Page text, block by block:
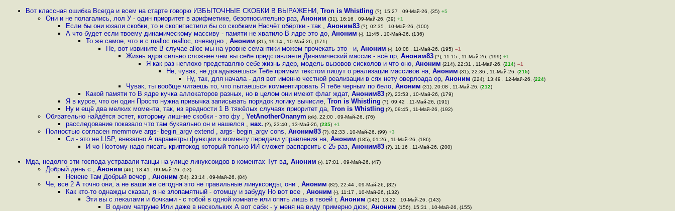
Вот классная ошибка Всегда и всем на старте говорю ИЗБЫТОЧНЫЕ СКОБКИ В ВЫРАЖЕНИ, Tron is Whistling (?), 15:27 , 09-Май-26, (35) +5
Они и не полагались, лол У - один приоритет в арифметике, безотносительно раз, Аноним (31), 16:16 , 09-Май-26, (39) +1
Если бы они юзали скобки, то и скопипастили бы со скобками Насчёт обёртки - так , Аноним83 (?), 02:35 , 10-Май-26, (100)
А что будет если твоему динамическому массиву - памяти не хватило В ядре это до, Аноним (-), 11:45 , 10-Май-26, (136)
То же самое, что и с malloc realloc, очевидно , Аноним (31), 19:14 , 10-Май-26, (171)
Не, вот извините В случае alloc мы на уровне семантики можем прочекать это - и, Аноним (-), 10:08 , 11-Май-26, (195) –1
Жизнь ядра сильно сложнее чем вы себе представляете Динамический массив - всё пр, Аноним83 (?), 11:15 , 11-Май-26, (199) +1
Я как раз неплохо представляю себе жизнь ядер, модель вызовов сисколов и что оно, Аноним (214), 22:31 , 11-Май-26, (214) –1
Не, чувак, не догадываешься Тебе прямым текстом пишут о реализации массивов на, Аноним (31), 22:36 , 11-Май-26, (215)
Ну, так, для начала - для вот именно честной реализации в сях нету оверлоада op, Аноним (224), 13:49 , 12-Май-26, (224)
Чувак, ты вообще читаешь то, что пытаешься комментировать Я тебе черным по бело, Аноним (31), 20:08 , 11-Май-26, (212)
Какой памяти то В ядре кучка аллокаторов разных, но в целом они имеют флаг ждат, Аноним83 (?), 23:53 , 10-Май-26, (179)
Я в курсе, что он один Просто нужна привычка записывать порядок логику вычисле, Tron is Whistling (?), 09:42 , 11-Май-26, (191)
Ну и ещё два мелких момента, так, из вредности 1 В тяжёлых случаях приоритет да, Tron is Whistling (?), 09:45 , 11-Май-26, (192)
Обязательно найдётся эстет, которому лишние скобки - это фу , YetAnotherOnanym (ok), 22:00 , 09-Май-26, (76)
расследование показало что там буквально он и нашелся , нах. (?), 23:40 , 13-Май-26, (235) +1
Полностью согласен memmove args- begin_argv extend , args- begin_argv cons, Аноним83 (?), 02:33 , 10-Май-26, (99) +3
Си - это не LISP, внезапно А параметры функции к моменту передачи управления на, Аноним (185), 01:26 , 11-Май-26, (186)
И чо Поэтому надо писать криптокод который только ИИ сможет распарсить с 25 раз, Аноним83 (?), 11:16 , 11-Май-26, (200)
Мда, недолго эти господа устравали танцы на улице линуксоидов в коментах Тут вд, Аноним (-), 17:01 , 09-Май-26, (47)
Добрый день с , Аноним (46), 18:41 , 09-Май-26, (53)
Ненене Там Добрый вечер , Аноним (84), 23:14 , 09-Май-26, (84)
Че, все 2 А точно они, а не ваши же сегодня это не правильные линуксоиды, они , Аноним (82), 22:44 , 09-Май-26, (82)
Как кто-то однажды сказал, я не злопамятный - отомщу и забуду Но вот все , Аноним (-), 11:17 , 10-Май-26, (132)
Эти вы с лекалами и бочками - c тобой в одной комнате или опять лишь в твоей г, Аноним (143), 13:22 , 10-Май-26, (143)
В одном чатруме Или даже в нескольких А вот сабж - у меня на виду примерно дюж, Аноним (156), 15:31 , 10-Май-26, (155)